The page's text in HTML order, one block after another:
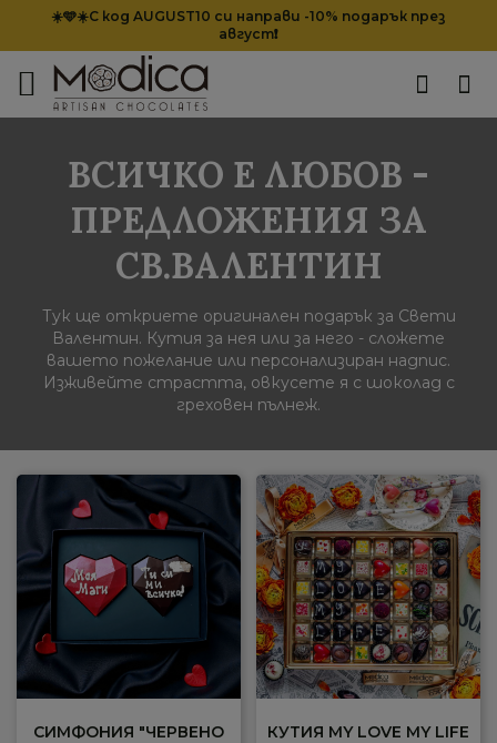
☀️🩵☀️С код AUGUST10 си направи -10% подарък през
август❗
ВСИЧКО Е ЛЮБОВ -
ПРЕДЛОЖЕНИЯ ЗА
СВ.ВАЛЕНТИН
Тук ще откриете оригинален подарък за Свети
Валентин. Кутия за нея или за него - сложете
вашето пожелание или персонализиран надпис.
Изживейте страстта, овкусете я с шоколад с
греховен пълнеж.
СИМФОНИЯ "ЧЕРВЕНО
КУТИЯ MY LOVE MY LIFE